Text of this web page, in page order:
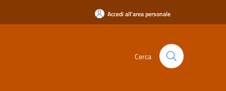
Accedi all'area personale
Cerca